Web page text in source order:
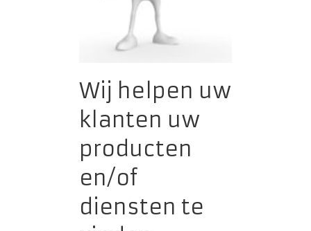
Wij helpen uw
klanten uw
producten
en/of
diensten te